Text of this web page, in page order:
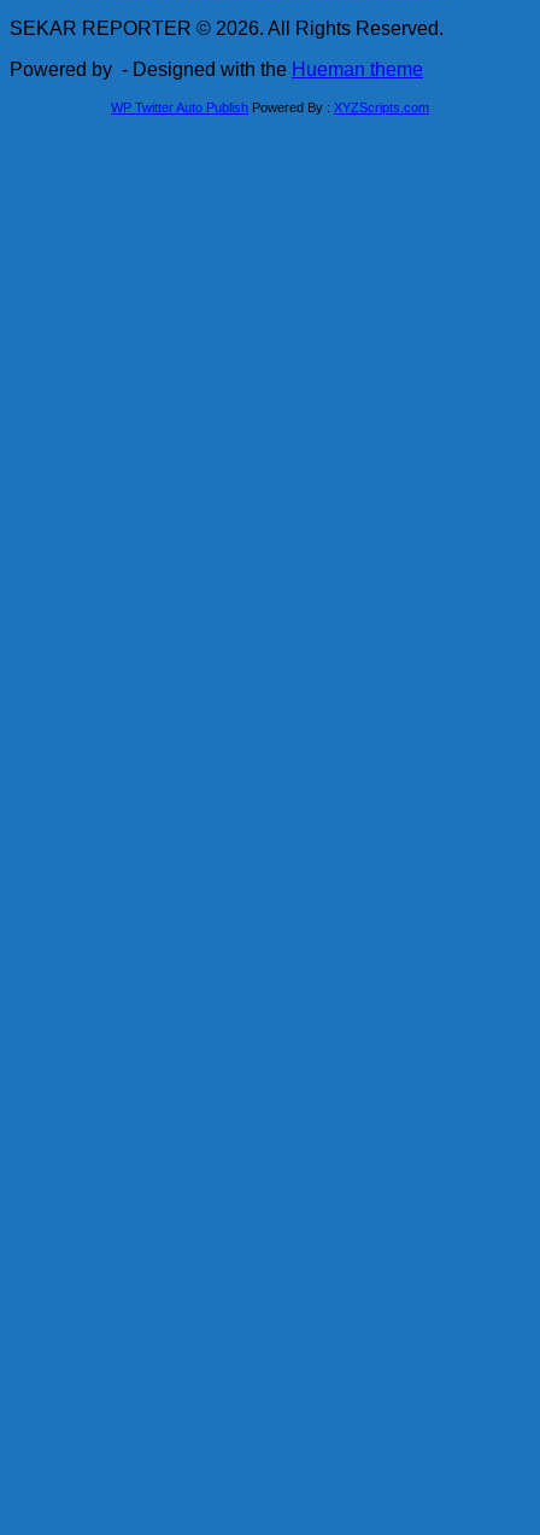
SEKAR REPORTER © 2026. All Rights Reserved.
Powered by - Designed with the Hueman theme
WP Twitter Auto Publish Powered By : XYZScripts.com